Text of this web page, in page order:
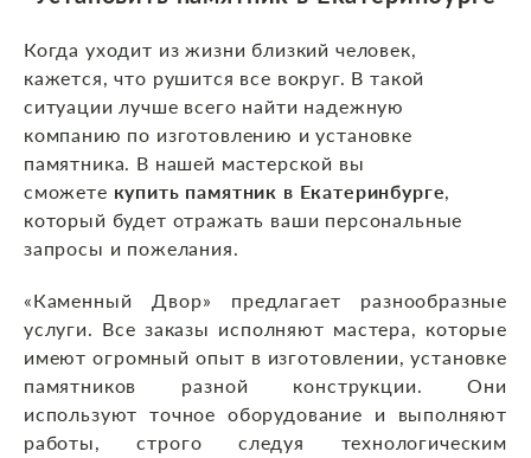
Когда уходит из жизни близкий человек,
кажется, что рушится все вокруг. В такой
ситуации лучше всего найти надежную
компанию по изготовлению и установке
памятника. В нашей мастерской вы
сможете купить памятник в Екатеринбурге,
который будет отражать ваши персональные
запросы и пожелания.
«Каменный Двор» предлагает разнообразные
услуги. Все заказы исполняют мастера, которые
имеют огромный опыт в изготовлении, установке
памятников разной конструкции. Они
используют точное оборудование и выполняют
работы, строго следуя технологическим